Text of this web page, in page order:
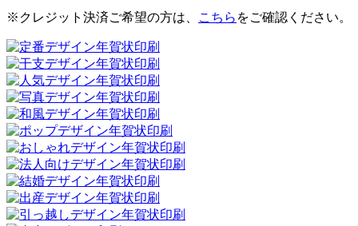
※クレジット決済ご希望の方は、 こちら をご確認ください。